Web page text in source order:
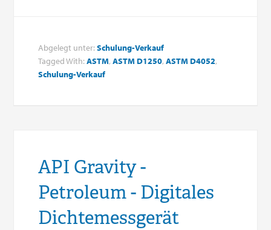
Abgelegt unter:Schulung-Verkauf
Tagged With:ASTM,ASTM D1250,ASTM D4052,
Schulung-Verkauf
API Gravity -
Petroleum - Digitales
Dichtemessgerät